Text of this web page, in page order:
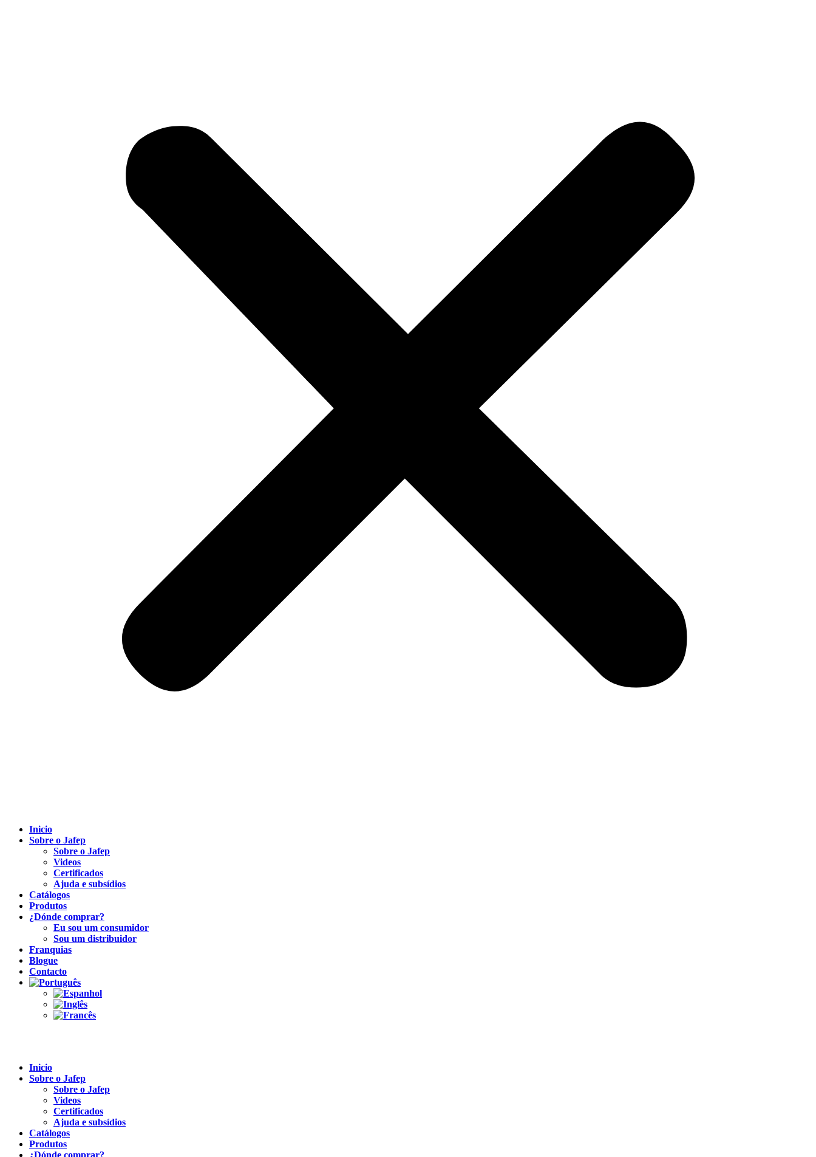
Inicio
Sobre o Jafep
Sobre o Jafep
Videos
Certificados
Ajuda e subsídios
Catálogos
Produtos
¿Dónde comprar?
Eu sou um consumidor
Sou um distribuidor
Franquias
Blogue
Contacto
Inicio
Sobre o Jafep
Sobre o Jafep
Videos
Certificados
Ajuda e subsídios
Catálogos
Produtos
¿Dónde comprar?